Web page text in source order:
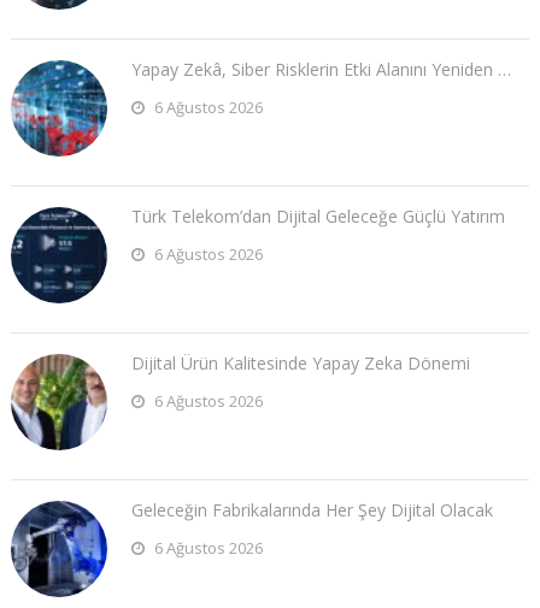
Yapay Zekâ, Siber Risklerin Etki Alanını Yeniden …
6 Ağustos 2026
Türk Telekom’dan Dijital Geleceğe Güçlü Yatırım
6 Ağustos 2026
Dijital Ürün Kalitesinde Yapay Zeka Dönemi
6 Ağustos 2026
Geleceğin Fabrikalarında Her Şey Dijital Olacak
6 Ağustos 2026